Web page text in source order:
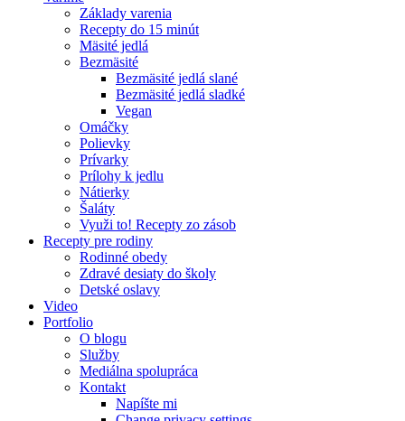
Základy varenia
Recepty do 15 minút
Mäsité jedlá
Bezmäsité
Bezmäsité jedlá slané
Bezmäsité jedlá sladké
Vegan
Omáčky
Polievky
Prívarky
Prílohy k jedlu
Nátierky
Šaláty
Využi to! Recepty zo zásob
Recepty pre rodiny
Rodinné obedy
Zdravé desiaty do školy
Detské oslavy
Video
Portfolio
O blogu
Služby
Mediálna spolupráca
Kontakt
Napíšte mi